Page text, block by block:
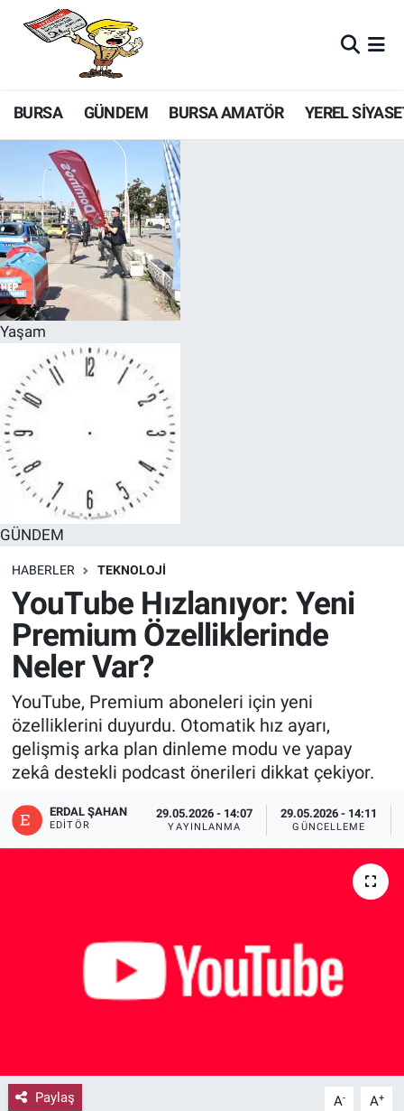
BURSA GÜNDEM BURSA AMATÖR YEREL
Yaşam
GÜNDEM
HABERLER TEKNOLOJİ
YouTube Hızlanıyor: Yeni
Premium Özelliklerinde
Neler Var?
YouTube, Premium aboneleri için yeni
özelliklerini duyurdu. Otomatik hız ayarı,
gelişmiş arka plan dinleme modu ve yapay
zekâ destekli podcast önerileri dikkat çekiyor.
ERDAL ŞAHAN
EDITÖR
29.05.2026 - 14:07
YAYINLANMA
29.05.2026 - 14:11
GÜNCELLEME
Paylaş A- A+